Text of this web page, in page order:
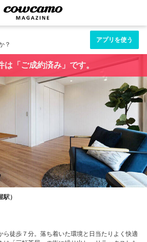
？
アプリを使う
は「ご成約済み」です。
）
ら徒歩７分。落ち着いた環境と日当たりよく快適